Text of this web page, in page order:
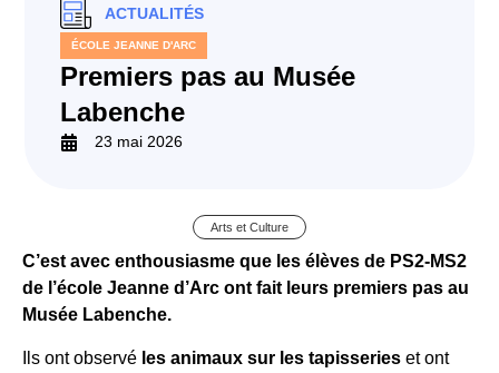
ACTUALITÉS
ÉCOLE JEANNE D'ARC
Premiers pas au Musée
Labenche
23 mai 2026
Arts et Culture
C’est avec enthousiasme que les élèves de PS2-MS2
de l’école Jeanne d’Arc ont fait leurs premiers pas au
Musée Labenche.
Ils ont observé les animaux sur les tapisseries et ont